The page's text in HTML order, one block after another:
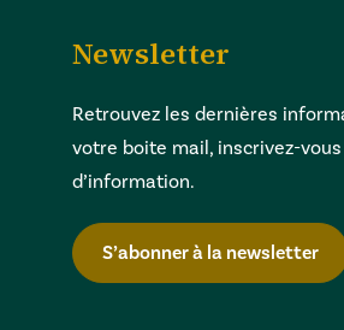
Newsletter
Retrouvez les dernières
votre boite mail, inscrivez-
d’information.
S’abonner à la newsletter